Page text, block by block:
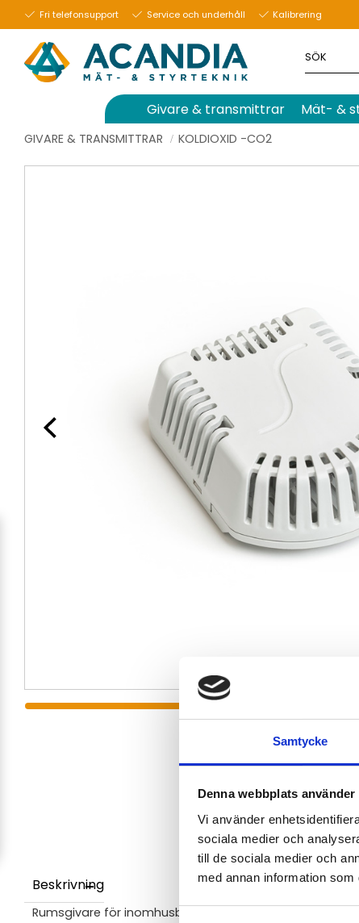
Samtycke
Denna webbplats
Vi använder
sociala medier och
till de sociala medier och
med annan information
Samtyckesval
Fri telefonsupport Service och underhåll Kalibrering
Givare & transmittrar Mät- &
GIVARE & TRANSMITTRAR KOLDIOXID -CO2
Beskrivning
Rumsgivare för inomhusbruk och anslutning till